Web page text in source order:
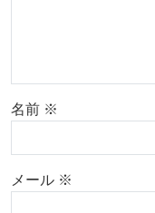
名前 ※
メール ※